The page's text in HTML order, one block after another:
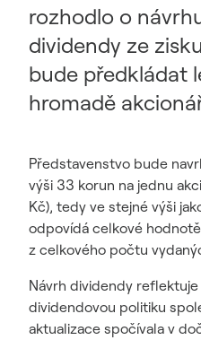
rozhodlo o
dividendy ze
bude předkládat
hromadě
Představenstvo bude
výši 33 korun na jednu
Kč), tedy ve stejné výši
odpovídá celkové
z celkového počtu
Návrh dividendy reflektuje
dividendovou politiku
aktualizace spočívala v